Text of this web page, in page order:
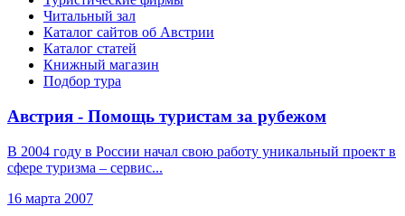
Читальный зал
Каталог сайтов об Австрии
Каталог статей
Книжный магазин
Подбор тура
Австрия - Помощь туристам за рубежом
В 2004 году в России начал свою работу уникальный проект в
сфере туризма – сервис...
16 марта 2007